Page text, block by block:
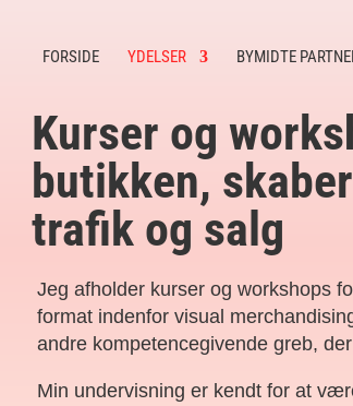
FORSIDE YDELSER BYMIDTE
Kurser og
butikken,
trafik og salg
Jeg afholder kurser og workshops
format indenfor visual
andre kompetencegivende greb,
Min undervisning er kendt for at